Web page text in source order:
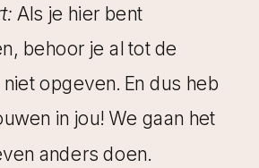
Als je hier bent
behoor je al tot de
opgeven. En dus heb
in jou! We gaan het
anders doen.